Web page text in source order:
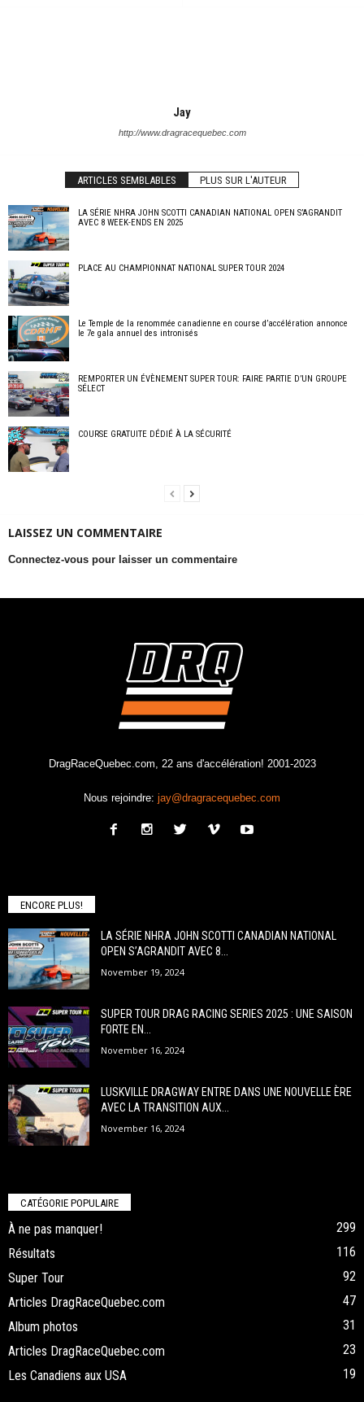
Jay
http://www.dragracequebec.com
ARTICLES SEMBLABLES PLUS SUR L'AUTEUR
LA SÉRIE NHRA JOHN SCOTTI CANADIAN NATIONAL OPEN S’AGRANDIT
AVEC 8 WEEK-ENDS EN 2025
PLACE AU CHAMPIONNAT NATIONAL SUPER TOUR 2024
Le Temple de la renommée canadienne en course d’accélération annonce
le 7e gala annuel des intronisés
REMPORTER UN ÉVÈNEMENT SUPER TOUR: FAIRE PARTIE D’UN GROUPE
SÉLECT
COURSE GRATUITE DÉDIÉ À LA SÉCURITÉ
LAISSEZ UN COMMENTAIRE
Connectez-vous pour laisser un commentaire
DragRaceQuebec.com, 22 ans d'accélération! 2001-2023
Nous rejoindre: jay@dragracequebec.com
ENCORE PLUS!
LA SÉRIE NHRA JOHN SCOTTI CANADIAN NATIONAL
OPEN S’AGRANDIT AVEC 8...
November 19, 2024
SUPER TOUR DRAG RACING SERIES 2025 : UNE SAISON
FORTE EN...
November 16, 2024
LUSKVILLE DRAGWAY ENTRE DANS UNE NOUVELLE ÈRE
AVEC LA TRANSITION AUX...
November 16, 2024
CATÉGORIE POPULAIRE
À ne pas manquer!
299
Résultats
116
Super Tour
92
Articles DragRaceQuebec.com
47
Album photos
31
Articles DragRaceQuebec.com
23
Les Canadiens aux USA
19